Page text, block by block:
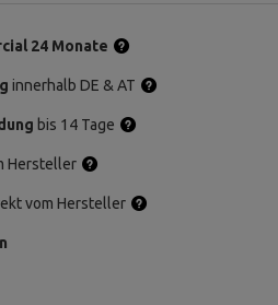
24 Monate
innerhalb DE & AT
bis 14 Tage
Hersteller
vom Hersteller